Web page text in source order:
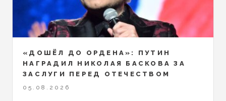
«ДОШЁЛ ДО ОРДЕНА»: ПУТИН
НАГРАДИЛ НИКОЛАЯ БАСКОВА ЗА
ЗАСЛУГИ ПЕРЕД ОТЕЧЕСТВОМ
05.08.2026